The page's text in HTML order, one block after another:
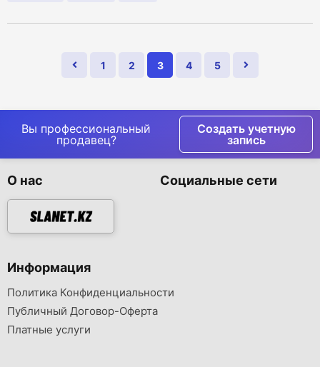
1 2 3 4 5
Вы профессиональный
продавец?
Создать учетную
запись
О нас Социальные сети
Информация
Политика Конфиденциальности
Публичный Договор-Оферта
Платные услуги